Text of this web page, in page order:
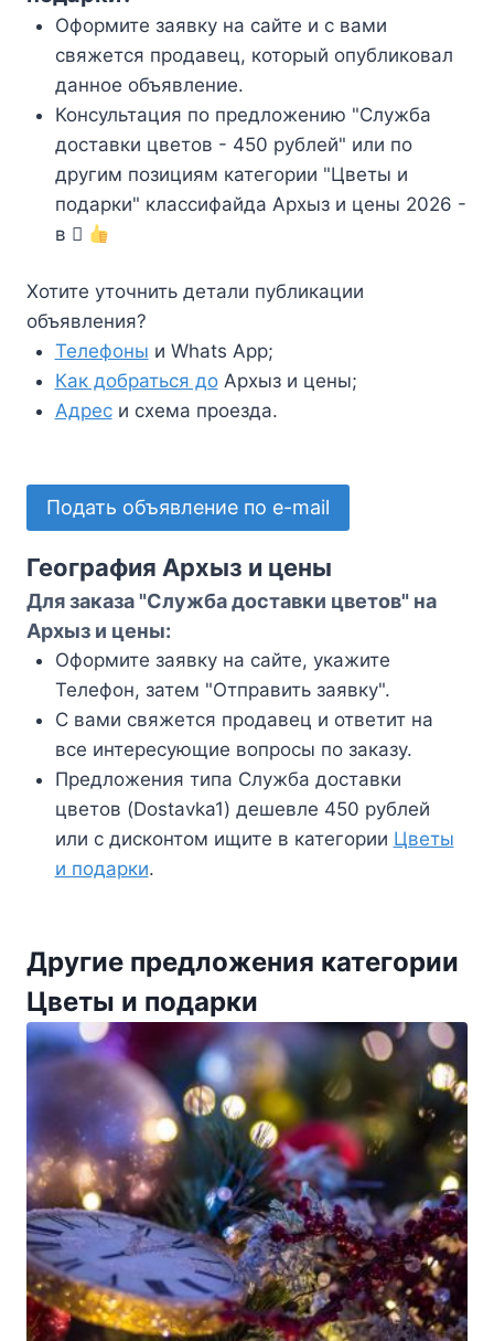
Оформите заявку на сайте и с вами
свяжется продавец, который опубликовал
данное объявление.
Консультация по предложению "Служба
доставки цветов - 450 рублей" или по
другим позициям категории "Цветы и
подарки" классифайда Архыз и цены 2026 -
в
Хотите уточнить детали публикации
объявления?
Телефоны и Whats App;
Как добраться доАрхыз и цены;
Адреси схема проезда.
Подать объявление по e-mail
География Архыз и цены
Для заказа "Служба доставки цветов" на
Архыз и цены:
Оформите заявку на сайте, укажите
Телефон, затем "Отправить заявку".
С вами свяжется продавец и ответит на
все интересующие вопросы по заказу.
Предложения типа Служба доставки
цветов (Dostavka1) дешевле 450 рублей
или с дисконтом ищите в категории Цветы
и подарки.
Другие предложения категории
Цветы и подарки